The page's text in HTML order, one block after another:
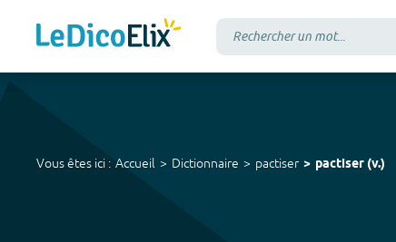
Vous êtes ici : Accueil Dictionnaire pactiser pactiser (v.)